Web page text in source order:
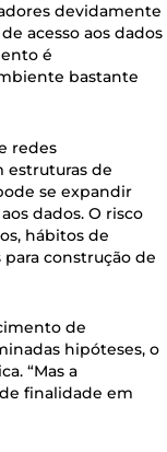
devidamente
acesso aos dados
é
bastante
redes
estruturas de
se expandir
dados. O risco
hábitos de
construção de
de
hipóteses, o
“Mas a
finalidade em